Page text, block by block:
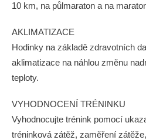
10 km, na půlmaraton a na
AKLIMATIZACE
Hodinky na základě zdravotních
aklimatizace na náhlou změnu
teploty.
VYHODNOCENÍ TRÉNINKU
Vyhodnocujte trénink pomocí
tréninková zátěž, zaměření